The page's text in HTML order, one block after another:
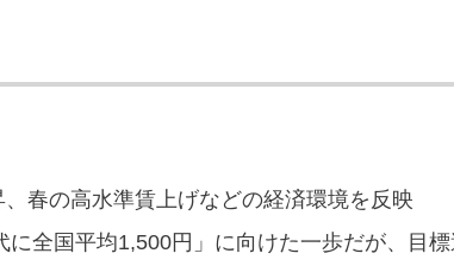
春の高水準賃上げなどの経済環境を反映
に全国平均1,500円」に向けた一歩だが、目